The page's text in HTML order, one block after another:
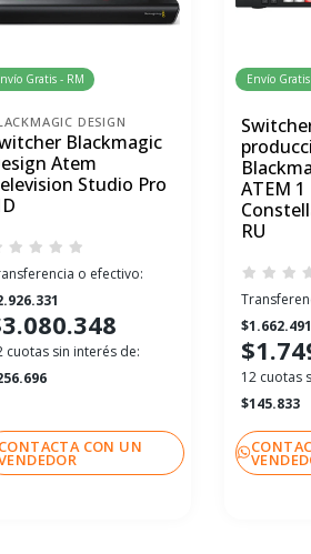
Gratis - RM
DESIGN
Blackmagic
Atem
Studio Pro
o efectivo:
cuotas sin interés de:
CONTACTA CON UN
Envío
ATEM 1
RU
$1.662.491
12 cuotas
$145.833